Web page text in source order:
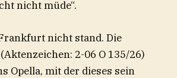
nicht müde“.
nicht stand. Die
2-06 O 135/26)
Opella, mit der dieses sein